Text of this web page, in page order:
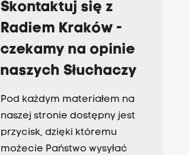
Skontaktuj się z
Radiem Kraków -
czekamy na opinie
naszych Słuchaczy
Pod każdym materiałem na
naszej stronie dostępny jest
przycisk, dzięki któremu
możecie Państwo wysyłać